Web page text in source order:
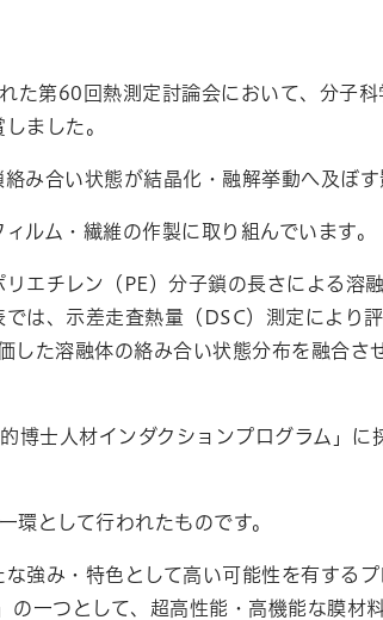
た第60 回熱測定討論会において、分子
ました。
み合い状態が結晶化・融解挙動へ及ぼす
ルム・繊維の作製に取り組んでいます。
エチレン（ PE ）分子鎖の長さによる溶
は、示差走査熱量（ DSC）測定により
した溶融体の絡み合い状態分布を融合さ
博士人材インダクションプログラム」
環として行われたものです。
強み・特色として高い可能性を有する
の一つとして、超高性能・高機能な膜材